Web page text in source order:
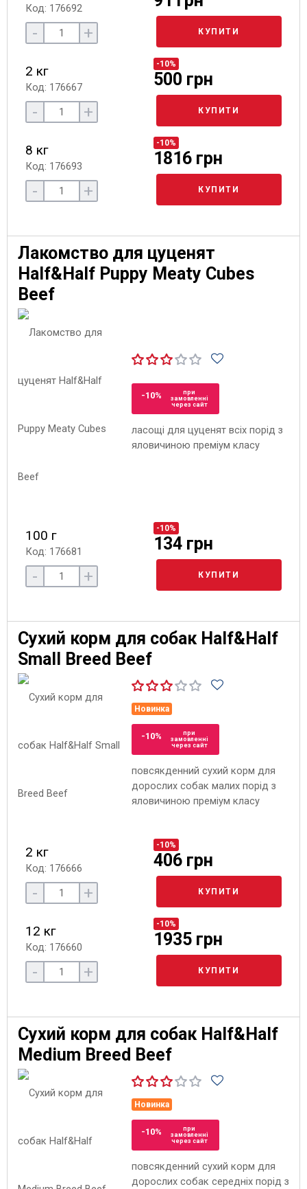
Код: 176692
- + КУПИТИ
2 кг
Код: 176667
-10%
500 грн
- + КУПИТИ
8 кг
Код: 176693
-10%
1816 грн
- + КУПИТИ
Лакомство для цуценят
Half&Half Puppy Meaty Cubes
Beef
-10%
при
замовленні
через сайт
ласощі для цуценят всіх порід з
яловичиною преміум класу
100 г
Код: 176681
-10%
134 грн
- + КУПИТИ
Сухий корм для собак Half&Half
Small Breed Beef
Новинка
-10%
при
замовленні
через сайт
повсякденний сухий корм для
дорослих собак малих порід з
яловичиною преміум класу
2 кг
Код: 176666
-10%
406 грн
- + КУПИТИ
12 кг
Код: 176660
-10%
1935 грн
- + КУПИТИ
Сухий корм для собак Half&Half
Medium Breed Beef
Новинка
-10%
при
замовленні
через сайт
повсякденний сухий корм для
дорослих собак середніх порід з